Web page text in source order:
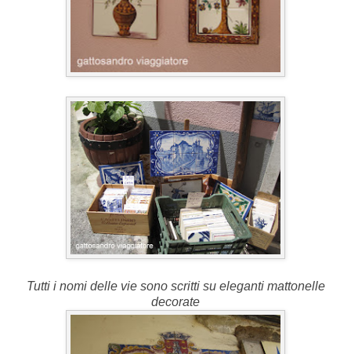
Tutti i nomi delle vie sono scritti su eleganti mattonelle
decorate